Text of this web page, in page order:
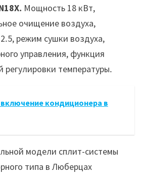
Мощность 18 кВт,
очищение воздуха,
режим сушки воздуха,
управления, функция
регулировки температуры․
кондиционера в
модели сплит-системы
типа в Люберцах